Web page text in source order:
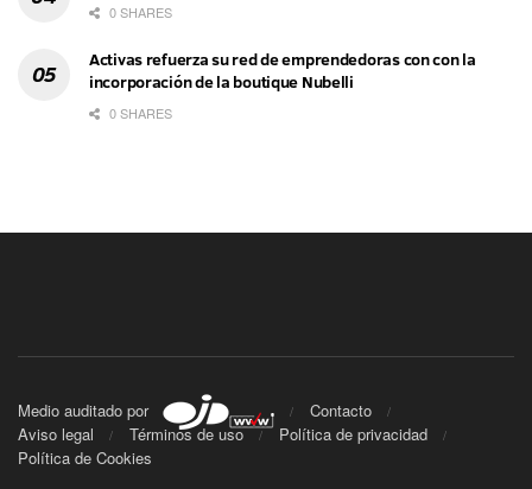
0 SHARES
Activas refuerza su red de emprendedoras con con la
incorporación de la boutique Nubelli
0 SHARES
Medio auditado por
Contacto
Aviso legal
Términos de uso
Política de privacidad
Política de Cookies